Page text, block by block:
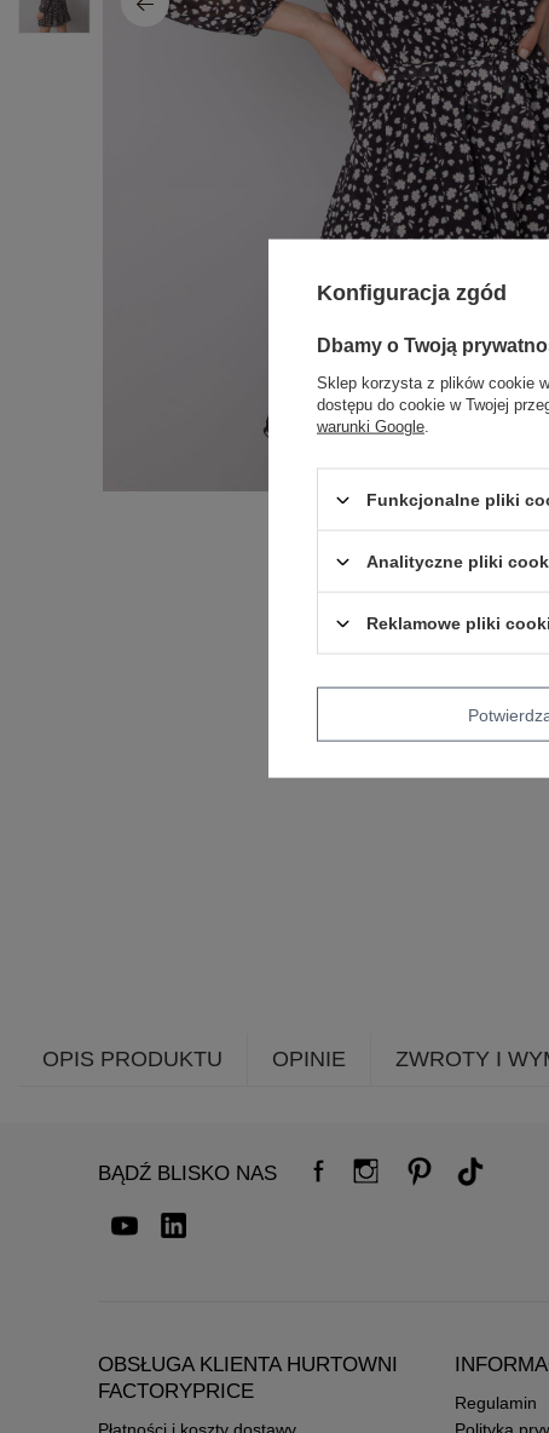
OPIS PRODUKTU OPINIE ZWROTY I
BĄDŹ BLISKO NAS
OBSŁUGA KLIENTA HURTOWNI
FACTORYPRICE
Płatności i koszty dostawy
Regulamin
Polityka
Konfiguracja zgód
Dbamy o Twoją
Sklep korzysta z plików cookie
dostępu do cookie w Twojej
warunki Google
Funkcjonalne pliki
Analityczne pliki
Reklamowe pliki